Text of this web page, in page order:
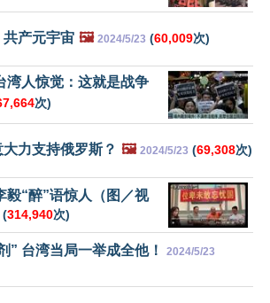
产元宇宙 🖼️ 2024/5/23 (60,009次)
湾人惊觉：这就是战争
次)
力支持俄罗斯？ 🖼️ 2024/5/23 (69,308次)
毅“醉”语惊人（图／视
(314,940次)
” 台湾当局一举成全他！ 2024/5/23